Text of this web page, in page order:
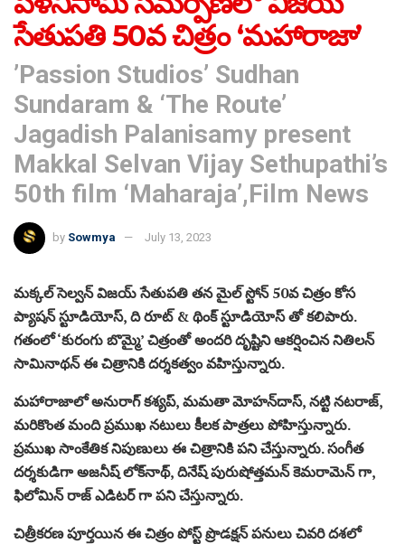
సేతుపతి 50వ చిత్రం ‘మహారాజా’
’Passion Studios’ Sudhan
Sundaram & ‘The Route’
Jagadish Palanisamy present
Makkal Selvan Vijay Sethupathi’s
50th film ‘Maharaja’,Film News
by Sowmya July 13, 2023
మక్కల్ సెల్వన్ విజయ్ సేతుపతి తన మైల్ స్టోన్ 50వ చిత్రం కోస
ప్యాషన్ స్టూడియోస్, ది రూట్ & థింక్ స్టూడియోస్ తో కలిపారు.
గతంలో ‘కురంగు బొమ్మై’ చిత్రంతో అందరి దృష్టిని ఆకర్షించిన నితిలన్
సామినాథన్‌ ఈ చిత్రానికి దర్శకత్వం వహిస్తున్నారు.
మహారాజాలో అనురాగ్ కశ్యప్, మమతా మోహన్‌దాస్, నట్టి నటరాజ్,
మరికొంత మంది ప్రముఖ నటులు కీలక పాత్రలు పోహిస్తున్నారు.
ప్రముఖ సాంకేతిక నిపుణులు ఈ చిత్రానికి పని చేస్తున్నారు. సంగీత
దర్శకుడిగా అజనీష్ లోక్‌నాథ్, దినేష్ పురుషోత్తమన్ కెమరామెన్ గా,
ఫిలోమిన్ రాజ్ ఎడిటర్ గా పని చేస్తున్నారు.
చిత్రీకరణ పూర్తయిన ఈ చిత్రం పోస్ట్ ప్రొడక్షన్ పనులు చివరి దశలో